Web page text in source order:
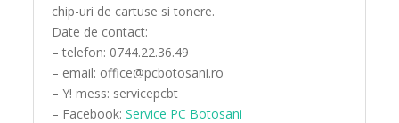
chip-uri de cartuse si tonere.
Date de contact:
– telefon: 0744.22.36.49
– email: office@pcbotosani.ro
– Y! mess: servicepcbt
– Facebook:Service PC Botosani